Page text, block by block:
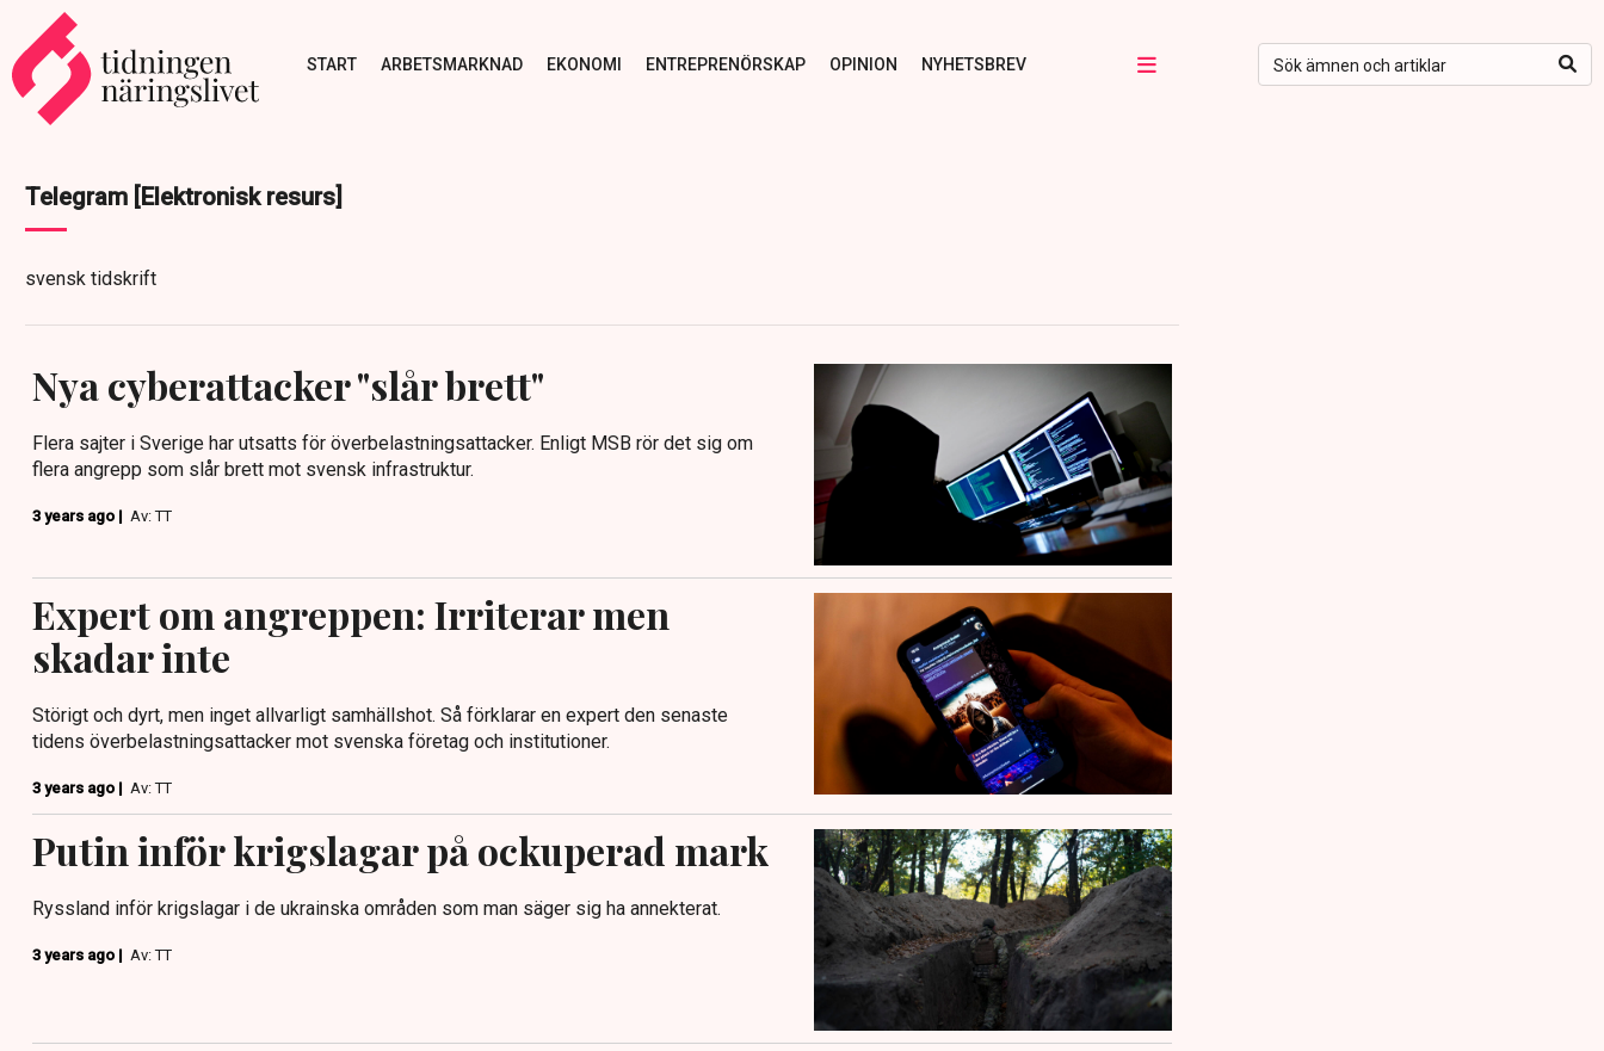
START ARBETSMARKNAD EKONOMI ENTREPRENÖRSKAP OPINION NYHETSBREV
Telegram [Elektronisk resurs]
svensk tidskrift
Nya cyberattacker "slår brett"
Flera sajter i Sverige har utsatts för överbelastningsattacker. Enligt MSB rör det sig om
flera angrepp som slår brett mot svensk infrastruktur.
3 years ago | Av: TT
Expert om angreppen: Irriterar men
skadar inte
Störigt och dyrt, men inget allvarligt samhällshot. Så förklarar en expert den senaste
tidens överbelastningsattacker mot svenska företag och institutioner.
3 years ago | Av: TT
Putin inför krigslagar på ockuperad mark
Ryssland inför krigslagar i de ukrainska områden som man säger sig ha annekterat.
3 years ago | Av: TT